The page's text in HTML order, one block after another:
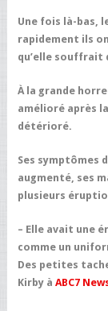
Une fois là-bas,
rapidement ils
qu’elle souffrait
À la grande
amélioré après
détérioré.
Ses symptômes
augmenté, ses
plusieurs
– Elle avait une
comme un
Des petites
Kirby à ABC7